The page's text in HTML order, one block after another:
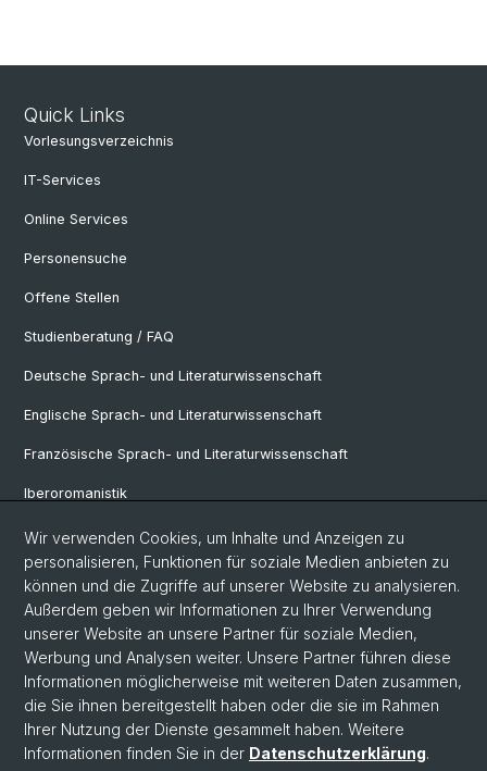
Quick Links
Vorlesungsverzeichnis
IT-Services
Online Services
Personensuche
Offene Stellen
Studienberatung / FAQ
Deutsche Sprach- und Literaturwissenschaft
Englische Sprach- und Literaturwissenschaft
Französische Sprach- und Literaturwissenschaft
Iberoromanistik
Italianistik
Nordistik
Osteuropa-Studien
Slavic Studies
© Universität Basel
Datenschutzerklärung
Wir verwenden Cookies, um Inhalte und Anzeigen zu
personalisieren, Funktionen für soziale Medien anbieten zu
können und die Zugriffe auf unserer Website zu analysieren.
Außerdem geben wir Informationen zu Ihrer Verwendung
unserer Website an unsere Partner für soziale Medien,
Werbung und Analysen weiter. Unsere Partner führen diese
Informationen möglicherweise mit weiteren Daten zusammen,
die Sie ihnen bereitgestellt haben oder die sie im Rahmen
Ihrer Nutzung der Dienste gesammelt haben. Weitere
Informationen finden Sie in der Datenschutzerklärung.